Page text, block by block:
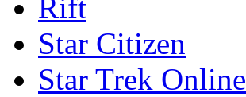
Rift
Star Citizen
Star Trek Online